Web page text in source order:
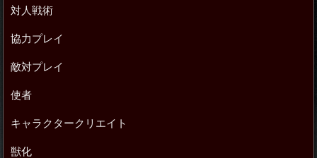
対人戦術
協力プレイ
敵対プレイ
使者
キャラクタークリエイト
獣化